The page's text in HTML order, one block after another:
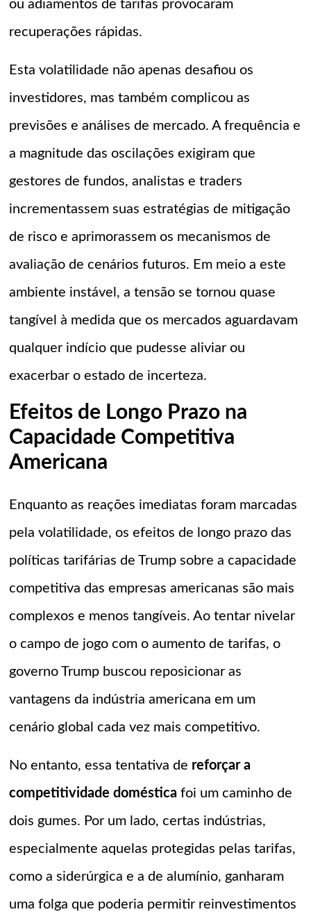
ou adiamentos de tarifas provocaram
recuperações rápidas.
Esta volatilidade não apenas desafiou os
investidores, mas também complicou as
previsões e análises de mercado. A frequência e
a magnitude das oscilações exigiram que
gestores de fundos, analistas e traders
incrementassem suas estratégias de mitigação
de risco e aprimorassem os mecanismos de
avaliação de cenários futuros. Em meio a este
ambiente instável, a tensão se tornou quase
tangível à medida que os mercados aguardavam
qualquer indício que pudesse aliviar ou
exacerbar o estado de incerteza.
Efeitos de Longo Prazo na
Capacidade Competitiva
Americana
Enquanto as reações imediatas foram marcadas
pela volatilidade, os efeitos de longo prazo das
políticas tarifárias de Trump sobre a capacidade
competitiva das empresas americanas são mais
complexos e menos tangíveis. Ao tentar nivelar
o campo de jogo com o aumento de tarifas, o
governo Trump buscou reposicionar as
vantagens da indústria americana em um
cenário global cada vez mais competitivo.
No entanto, essa tentativa de reforçar a
competitividade doméstica foi um caminho de
dois gumes. Por um lado, certas indústrias,
especialmente aquelas protegidas pelas tarifas,
como a siderúrgica e a de alumínio, ganharam
uma folga que poderia permitir reinvestimentos